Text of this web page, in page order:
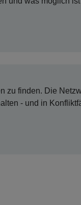
zu finden. Die
- und in